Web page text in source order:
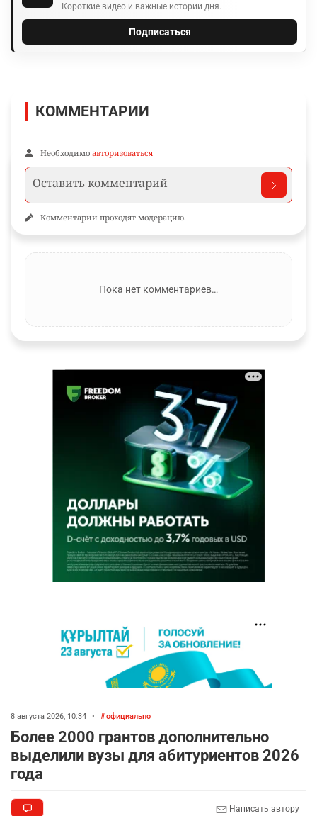
Короткие видео и важные истории дня.
Подписаться
КОММЕНТАРИИ
Необходимо авторизоваться
Комментарии проходят модерацию.
Пока нет комментариев…
8 августа 2026, 10:34 • официально
Более 2000 грантов дополнительно
выделили вузы для абитуриентов 2026
года
Написать автору